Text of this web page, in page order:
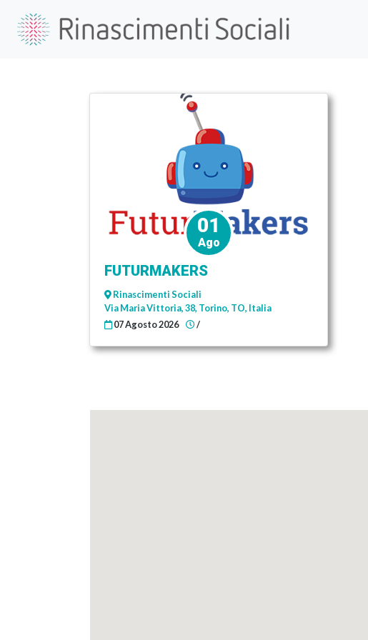
01
Ago
FUTURMAKERS
Rinascimenti Sociali
Via Maria Vittoria, 38, Torino, TO, Italia
07 Agosto 2026
/